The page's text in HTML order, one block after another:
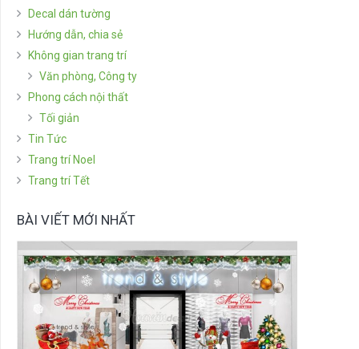
Decal dán tường
Hướng dẫn, chia sẻ
Không gian trang trí
Văn phòng, Công ty
Phong cách nội thất
Tối giản
Tin Tức
Trang trí Noel
Trang trí Tết
BÀI VIẾT MỚI NHẤT